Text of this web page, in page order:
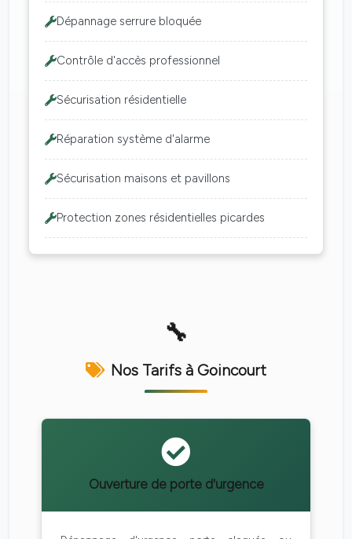
Dépannage serrure bloquée
Contrôle d'accès professionnel
Sécurisation résidentielle
Réparation système d'alarme
Sécurisation maisons et pavillons
Protection zones résidentielles picardes
Nos Tarifs à Goincourt
Ouverture de porte d'urgence